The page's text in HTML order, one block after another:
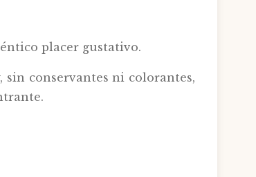
placer gustativo.
sin conservantes ni colorantes,